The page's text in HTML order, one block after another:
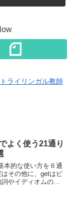
トライリンガル教師
よく使う21通り
本的な使い方を６通
その他に、getはビ
やイディオムの一